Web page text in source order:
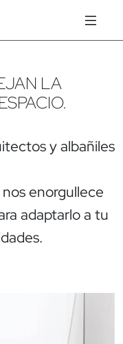
LA
y albañiles
enorgullece
adaptarlo a tu